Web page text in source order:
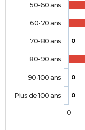
0
0
0
50-60 ans
60-70 ans
70-80 ans
80-90 ans
90-100 ans
Plus de 100 ans
0